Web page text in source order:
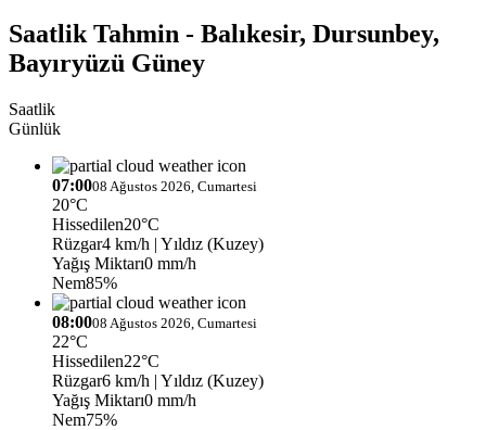
Saatlik Tahmin - Balıkesir, Dursunbey,
Bayıryüzü Güney
Saatlik
Günlük
07:0008 Ağustos 2026, Cumartesi
20°C
Hissedilen20°C
Rüzgar4 km/h | Yıldız (Kuzey)
Yağış Miktarı0 mm/h
Nem85%
08:0008 Ağustos 2026, Cumartesi
22°C
Hissedilen22°C
Rüzgar6 km/h | Yıldız (Kuzey)
Yağış Miktarı0 mm/h
Nem75%